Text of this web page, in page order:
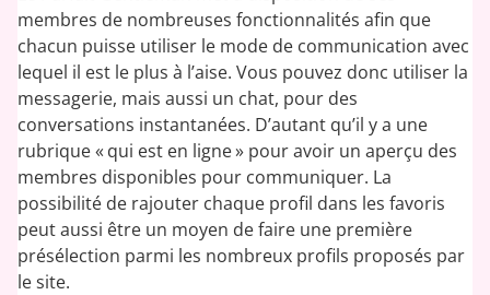
membres de nombreuses fonctionnalités afin que
chacun puisse utiliser le mode de communication avec
lequel il est le plus à l’aise. Vous pouvez donc utiliser la
messagerie, mais aussi un chat, pour des
conversations instantanées. D’autant qu’il y a une
rubrique « qui est en ligne » pour avoir un aperçu des
membres disponibles pour communiquer. La
possibilité de rajouter chaque profil dans les favoris
peut aussi être un moyen de faire une première
présélection parmi les nombreux profils proposés par
le site.